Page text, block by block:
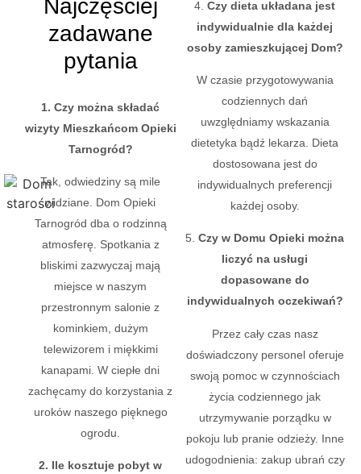
Najczęściej
zadawane
pytania
1. Czy można składać
wizyty Mieszkańcom Opieki
Tarnogród?
Tak, odwiedziny są mile
widziane. Dom Opieki
Tarnogród dba o rodzinną
atmosferę. Spotkania z
bliskimi zazwyczaj mają
miejsce w naszym
przestronnym salonie z
kominkiem, dużym
telewizorem i miękkimi
kanapami. W ciepłe dni
zachęcamy do korzystania z
uroków naszego pięknego
ogrodu.
2. Ile kosztuje pobyt w
4.Czy dieta układana jest
indywidualnie dla każdej
osoby zamieszkującej Dom?
W czasie przygotowywania
codziennych dań
uwzględniamy wskazania
dietetyka bądź lekarza. Dieta
dostosowana jest do
indywidualnych preferencji
każdej osoby.
5.Czy w Domu Opieki można
liczyć na usługi
dopasowane do
indywidualnych oczekiwań?
Przez cały czas nasz
doświadczony personel oferuje
swoją pomoc w czynnościach
życia codziennego jak
utrzymywanie porządku w
pokoju lub pranie odzieży. Inne
udogodnienia: zakup ubrań czy